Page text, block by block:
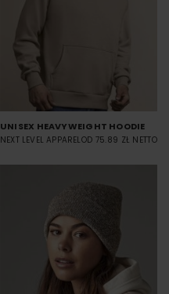
UNISEX HEAVYWEIGHT HOODIE
NEXT LEVEL APPARELOD 75.89 ZŁ NETTO